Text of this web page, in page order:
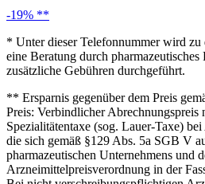
-19% **
* Unter dieser Telefonnummer wird zu
eine Beratung durch
zusätzliche Gebühren durchgeführt.
** Ersparnis gegenüber dem Preis
Preis: Verbindlicher Abrechnungspreis
Spezialitätentaxe (sog. Lauer-Taxe)
die sich gemäß §129 Abs. 5a SGB V
pharmazeutischen Unternehmens und
Arzneimittelpreisverordnung in der